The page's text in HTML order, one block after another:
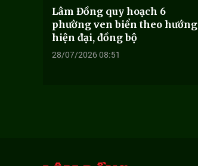
Lâm Đồng quy hoạch 6
phường ven biển theo hướng
hiện đại, đồng bộ
28/07/2026 08:51